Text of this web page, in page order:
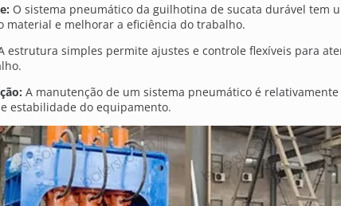
O sistema pneumático da guilhotina de sucata durável tem
material e melhorar a eficiência do trabalho.
estrutura simples permite ajustes e controle flexíveis para
A manutenção de um sistema pneumático é
estabilidade do equipamento.